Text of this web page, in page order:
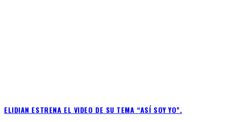
ELIDIAN ESTRENA EL VIDEO DE SU TEMA “ASÍ SOY YO”.